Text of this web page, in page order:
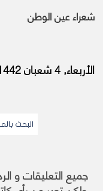
شعراء عين الوطن
الأربعاء, 4 شعبان 1442 هجريا, 17 مارس 2021 ميلاديا.
جميع التعليقات و